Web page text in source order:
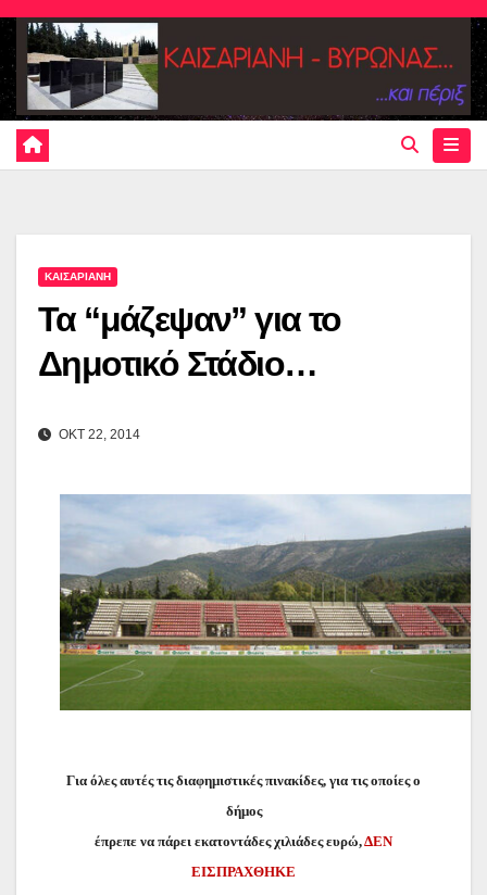
Skip
content
ΚΑΙΣΑΡΙΑΝΗ
Τα “μάζεψαν” για το
Δημοτικό Στάδιο…
ΟΚΤ 22, 2014
Για όλες αυτές τις διαφημιστικές πινακίδες, για τις οποίες ο
δήμος
έπρεπε να πάρει εκατοντάδες χιλιάδες ευρώ,ΔΕΝ
ΕΙΣΠΡΑΧΘΗΚΕ